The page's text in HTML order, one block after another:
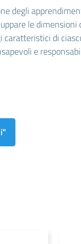
degli
le
di
e